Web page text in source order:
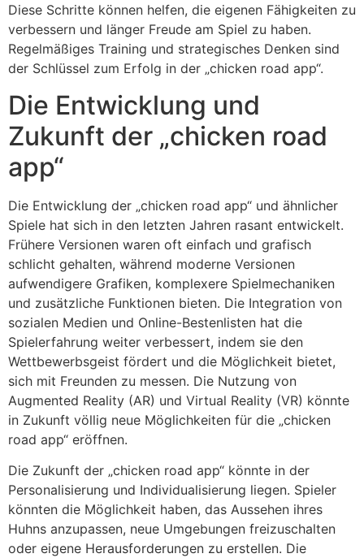
Diese Schritte können helfen, die eigenen Fähigkeiten zu
verbessern und länger Freude am Spiel zu haben.
Regelmäßiges Training und strategisches Denken sind
der Schlüssel zum Erfolg in der „chicken road app“.
Die Entwicklung und
Zukunft der „chicken road
app“
Die Entwicklung der „chicken road app“ und ähnlicher
Spiele hat sich in den letzten Jahren rasant entwickelt.
Frühere Versionen waren oft einfach und grafisch
schlicht gehalten, während moderne Versionen
aufwendigere Grafiken, komplexere Spielmechaniken
und zusätzliche Funktionen bieten. Die Integration von
sozialen Medien und Online-Bestenlisten hat die
Spielerfahrung weiter verbessert, indem sie den
Wettbewerbsgeist fördert und die Möglichkeit bietet,
sich mit Freunden zu messen. Die Nutzung von
Augmented Reality (AR) und Virtual Reality (VR) könnte
in Zukunft völlig neue Möglichkeiten für die „chicken
road app“ eröffnen.
Die Zukunft der „chicken road app“ könnte in der
Personalisierung und Individualisierung liegen. Spieler
könnten die Möglichkeit haben, das Aussehen ihres
Huhns anzupassen, neue Umgebungen freizuschalten
oder eigene Herausforderungen zu erstellen. Die